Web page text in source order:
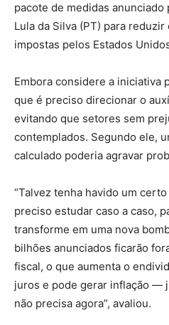
pacote de medidas
Lula da Silva (PT) para
impostas pelos Estados
Embora considere a iniciativa
que é preciso direcionar o
evitando que setores sem
contemplados. Segundo ele,
calculado poderia agravar
“Talvez tenha havido um
preciso estudar caso a caso,
transforme em uma nova
bilhões anunciados ficarão
fiscal, o que aumenta o
juros e pode gerar inflação —
não precisa agora”, avaliou.